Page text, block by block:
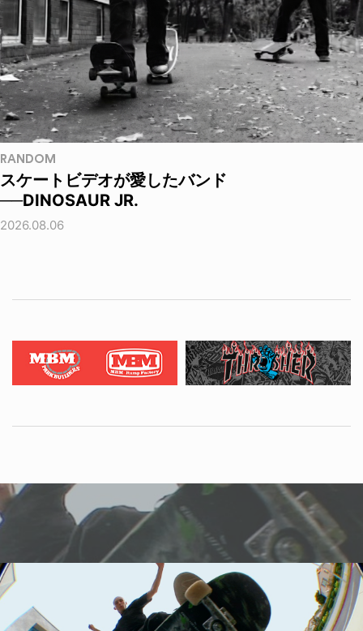
RANDOM
スケートビデオが愛したバンド
──DINOSAUR JR.
2026.08.06